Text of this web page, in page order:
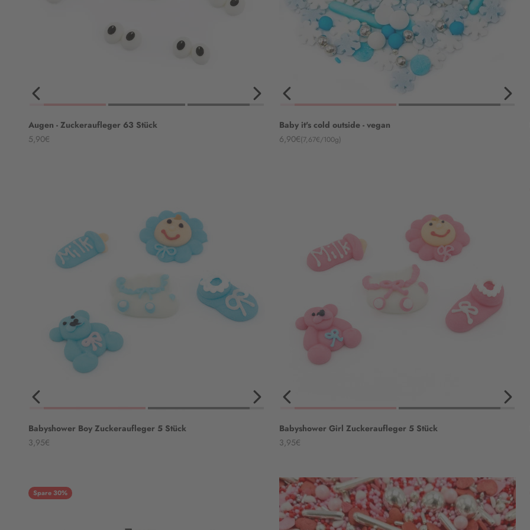
Augen - Zuckeraufleger 63 Stück
Angebot
5,90€
Baby it's cold outside - vegan
Angebot
6,90€(7,67€/100g)
Babyshower Boy Zuckeraufleger 5 Stück
Angebot
3,95€
Babyshower Girl Zuckeraufleger 5 Stück
Angebot
3,95€
Spare 30%